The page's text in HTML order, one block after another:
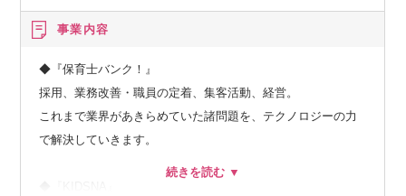
事業内容
◆『保育士バンク！』
採用、業務改善・職員の定着、集客活動、経営。
これまで業界があきらめていた諸問題を、テクノロジーの力
で解決していきます。